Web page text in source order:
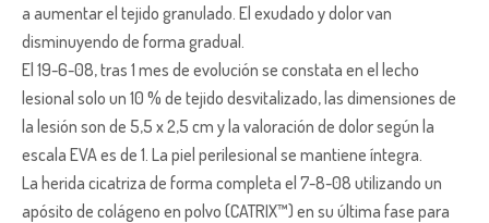
a aumentar el tejido granulado. El exudado y dolor van
disminuyendo de forma gradual.
El 19-6-08, tras 1 mes de evolución se constata en el lecho
lesional solo un 10 % de tejido desvitalizado, las dimensiones de
la lesión son de 5,5 x 2,5 cm y la valoración de dolor según la
escala EVA es de 1. La piel perilesional se mantiene íntegra.
La herida cicatriza de forma completa el 7-8-08 utilizando un
apósito de colágeno en polvo (CATRIX™) en su última fase para